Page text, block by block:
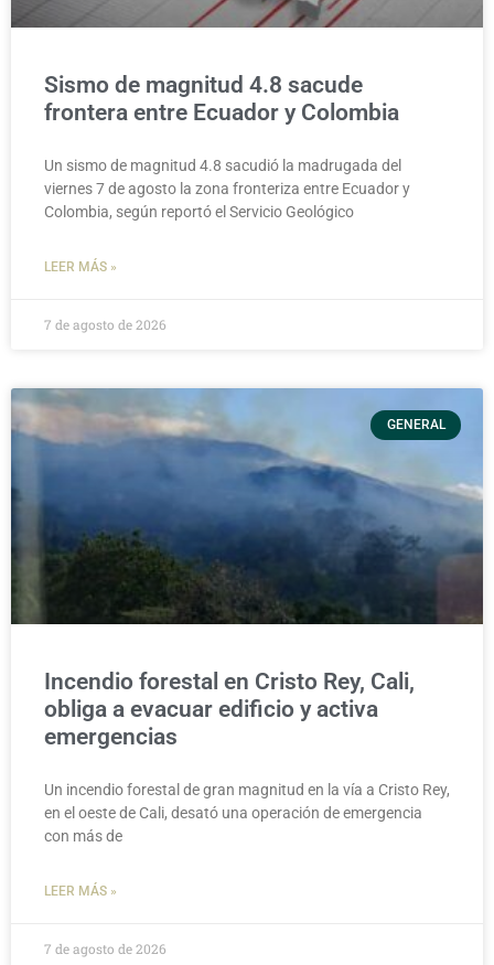
Sismo de magnitud 4.8 sacude
frontera entre Ecuador y Colombia
Un sismo de magnitud 4.8 sacudió la madrugada del
viernes 7 de agosto la zona fronteriza entre Ecuador y
Colombia, según reportó el Servicio Geológico
LEER MÁS »
7 de agosto de 2026
GENERAL
Incendio forestal en Cristo Rey, Cali,
obliga a evacuar edificio y activa
emergencias
Un incendio forestal de gran magnitud en la vía a Cristo Rey,
en el oeste de Cali, desató una operación de emergencia
con más de
LEER MÁS »
7 de agosto de 2026